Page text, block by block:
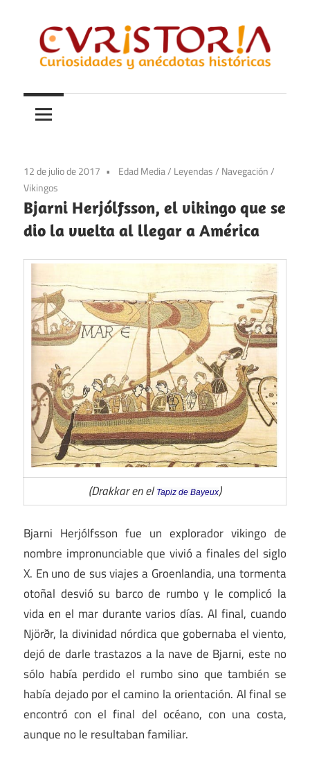
contenido
Curistoria
y
anécdotas
historia
12 de julio de 2017 Edad Media/ Leyendas/ Navegación/
Vikingos
Bjarni Herjólfsson, el vikingo que se
dio la vuelta al llegar a América
(Drakkar en el Tapiz de Bayeux)
Bjarni Herjólfsson fue un explorador vikingo de
nombre impronunciable que vivió a finales del siglo
X. En uno de sus viajes a Groenlandia, una tormenta
otoñal desvió su barco de rumbo y le complicó la
vida en el mar durante varios días. Al final, cuando
Njörðr, la divinidad nórdica que gobernaba el viento,
dejó de darle trastazos a la nave de Bjarni, este no
sólo había perdido el rumbo sino que también se
había dejado por el camino la orientación. Al final se
encontró con el final del océano, con una costa,
aunque no le resultaban familiar.